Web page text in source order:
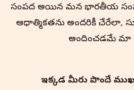
సంపద అయిన మన భారతీయ
ఆధ్యాత్మికతను అందరికీ చేరేలా,
అందించడమే మా
ఇక్కడ మీరు పొందే